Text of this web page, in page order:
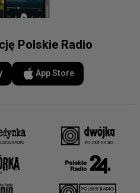
Polskie Radio
App Store